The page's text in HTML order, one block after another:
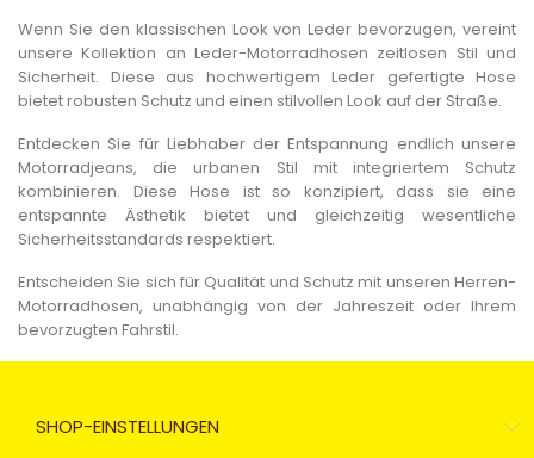
Wenn Sie den klassischen Look von Leder bevorzugen, vereint
unsere Kollektion an Leder-Motorradhosen zeitlosen Stil und
Sicherheit. Diese aus hochwertigem Leder gefertigte Hose
bietet robusten Schutz und einen stilvollen Look auf der Straße.
Entdecken Sie für Liebhaber der Entspannung endlich unsere
Motorradjeans, die urbanen Stil mit integriertem Schutz
kombinieren. Diese Hose ist so konzipiert, dass sie eine
entspannte Ästhetik bietet und gleichzeitig wesentliche
Sicherheitsstandards respektiert.
Entscheiden Sie sich für Qualität und Schutz mit unseren Herren-
Motorradhosen, unabhängig von der Jahreszeit oder Ihrem
bevorzugten Fahrstil.
SHOP-EINSTELLUNGEN